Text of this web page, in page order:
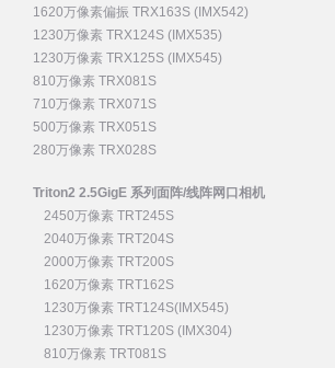
1620万像素偏振 TRX163S (IMX542)
1230万像素 TRX124S (IMX535)
1230万像素 TRX125S (IMX545)
810万像素 TRX081S
710万像素 TRX071S
500万像素 TRX051S
280万像素 TRX028S
Triton2 2.5GigE 系列面阵/线阵网口相机
2450万像素 TRT245S
2040万像素 TRT204S
2000万像素 TRT200S
1620万像素 TRT162S
1230万像素 TRT124S(IMX545)
1230万像素 TRT120S (IMX304)
810万像素 TRT081S